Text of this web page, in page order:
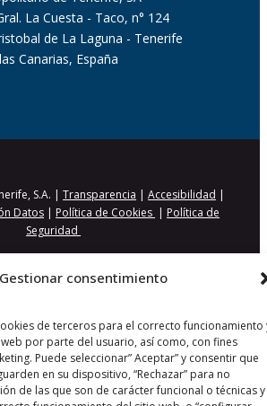
Gestionar consentimiento
de terceros para el correcto funcionamiento
por parte del usuario, así como, con fines
Puede seleccionar” Aceptar” y consentir que
en su dispositivo, “Rechazar” para no
de las que son de carácter funcional o técnicas y
La Cuesta - Taco, n° 124
de La Laguna - Tenerife
Canarias, España
S.A. |Transparencia |Accesibilidad |
Datos | Política de Cookies | Política de
Seguridad